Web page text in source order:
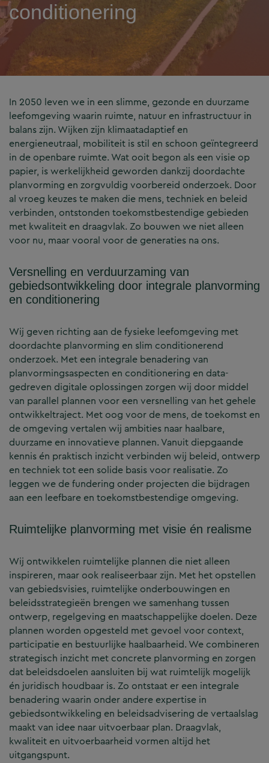
conditionering
In 2050 leven we in een slimme, gezonde en duurzame
leefomgeving waarin ruimte, natuur en infrastructuur in
balans zijn. Wijken zijn klimaatadaptief en
energieneutraal, mobiliteit is stil en schoon geïntegreerd
in de openbare ruimte. Wat ooit begon als een visie op
papier, is werkelijkheid geworden dankzij doordachte
planvorming en zorgvuldig voorbereid onderzoek. Door
al vroeg keuzes te maken die mens, techniek en beleid
verbinden, ontstonden toekomstbestendige gebieden
met kwaliteit en draagvlak. Zo bouwen we niet alleen
voor nu, maar vooral voor de generaties na ons.
Versnelling en verduurzaming van
gebiedsontwikkeling door integrale planvorming
en conditionering
Wij geven richting aan de fysieke leefomgeving met
doordachte planvorming en slim conditionerend
onderzoek. Met een integrale benadering van
planvormingsaspecten en conditionering en data-
gedreven digitale oplossingen zorgen wij door middel
van parallel plannen voor een versnelling van het gehele
ontwikkeltraject. Met oog voor de mens, de toekomst en
de omgeving vertalen wij ambities naar haalbare,
duurzame en innovatieve plannen. Vanuit diepgaande
kennis én praktisch inzicht verbinden wij beleid, ontwerp
en techniek tot een solide basis voor realisatie. Zo
leggen we de fundering onder projecten die bijdragen
aan een leefbare en toekomstbestendige omgeving.
Ruimtelijke planvorming met visie én realisme
Wij ontwikkelen ruimtelijke plannen die niet alleen
inspireren, maar ook realiseerbaar zijn. Met het opstellen
van gebiedsvisies, ruimtelijke onderbouwingen en
beleidsstrategieën brengen we samenhang tussen
ontwerp, regelgeving en maatschappelijke doelen. Deze
plannen worden opgesteld met gevoel voor context,
participatie en bestuurlijke haalbaarheid. We combineren
strategisch inzicht met concrete planvorming en zorgen
dat beleidsdoelen aansluiten bij wat ruimtelijk mogelijk
én juridisch houdbaar is. Zo ontstaat er een integrale
benadering waarin onder andere expertise in
gebiedsontwikkeling en beleidsadvisering de vertaalslag
maakt van idee naar uitvoerbaar plan. Draagvlak,
kwaliteit en uitvoerbaarheid vormen altijd het
uitgangspunt.